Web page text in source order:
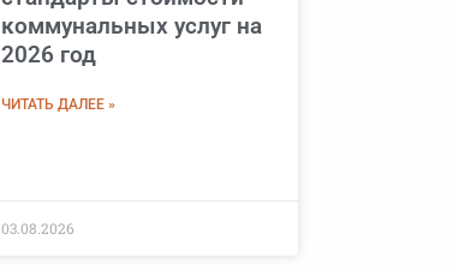
коммунальных услуг на
2026 год
ЧИТАТЬ ДАЛЕЕ »
03.08.2026